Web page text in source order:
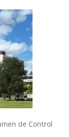
de Control